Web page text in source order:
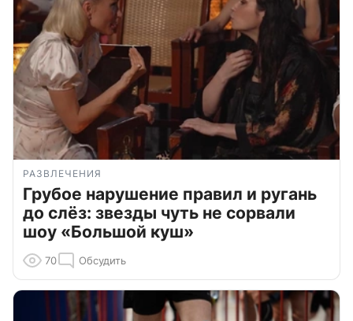
РАЗВЛЕЧЕНИЯ
Грубое нарушение правил и ругань
до слёз: звезды чуть не сорвали
шоу «Большой куш»
70 Обсудить